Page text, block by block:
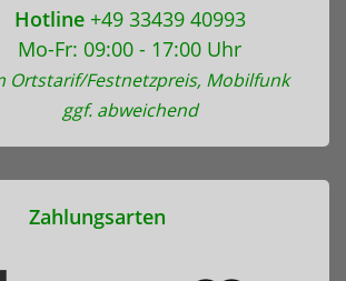
Hotline+49 33439 40993
Mo-Fr: 09:00 - 17:00 Uhr
Ortstarif/Festnetzpreis, Mobilfunk
ggf. abweichend
Zahlungsarten